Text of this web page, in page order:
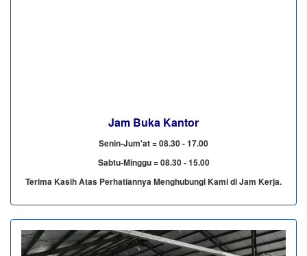
Jam Buka Kantor
Senin-Jum'at = 08.30 - 17.00
Sabtu-Minggu = 08.30 - 15.00
Terima Kasih Atas Perhatiannya Menghubungi Kami di Jam Kerja.